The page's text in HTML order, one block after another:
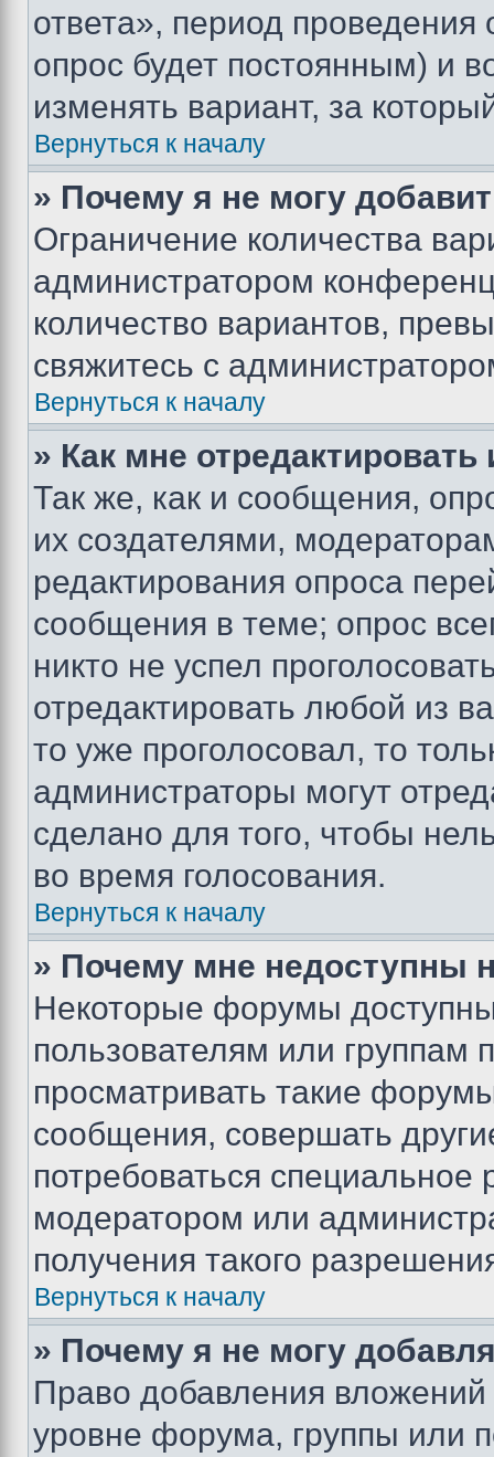
ответа», период проведения
опрос будет постоянным) и
изменять вариант, за
Вернуться к началу
» Почему я не могу
Ограничение количества
администратором
количество вариантов,
свяжитесь с
Вернуться к началу
» Как мне
Так же, как и сообщения,
их создателями,
редактирования опроса
сообщения в теме; опрос
никто не успел
отредактировать любой из
то уже проголосовал, то
администраторы могут
сделано для того, чтобы
во время голосования.
Вернуться к началу
» Почему мне недоступны
Некоторые форумы
пользователям или группам
просматривать такие
сообщения, совершать
потребоваться
модератором или
получения такого
Вернуться к началу
» Почему я не могу
Право добавления
уровне форума, группы или